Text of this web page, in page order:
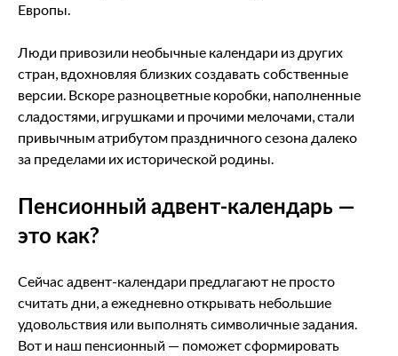
Европы.
Люди привозили необычные календари из других
стран, вдохновляя близких создавать собственные
версии. Вскоре разноцветные коробки, наполненные
сладостями, игрушками и прочими мелочами, стали
привычным атрибутом праздничного сезона далеко
за пределами их исторической родины.
Пенсионный адвент-календарь —
это как?
Сейчас адвент-календари предлагают не просто
считать дни, а ежедневно открывать небольшие
удовольствия или выполнять символичные задания.
Вот и наш пенсионный — поможет сформировать